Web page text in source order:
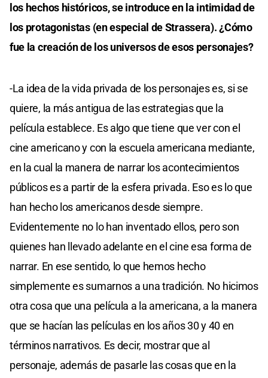
los hechos históricos, se introduce en la intimidad de
los protagonistas (en especial de Strassera). ¿Cómo
fue la creación de los universos de esos personajes?
-La idea de la vida privada de los personajes es, si se
quiere, la más antigua de las estrategias que la
película establece. Es algo que tiene que ver con el
cine americano y con la escuela americana mediante,
en la cual la manera de narrar los acontecimientos
públicos es a partir de la esfera privada. Eso es lo que
han hecho los americanos desde siempre.
Evidentemente no lo han inventado ellos, pero son
quienes han llevado adelante en el cine esa forma de
narrar. En ese sentido, lo que hemos hecho
simplemente es sumarnos a una tradición. No hicimos
otra cosa que una película a la americana, a la manera
que se hacían las películas en los años 30 y 40 en
términos narrativos. Es decir, mostrar que al
personaje, además de pasarle las cosas que en la